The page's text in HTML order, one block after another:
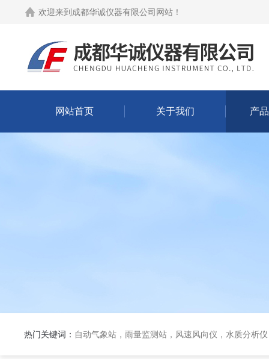
欢迎来到 成都华诚仪器有限公司网站 ！
网站首页 关于我们 产
热门关键词： 自动气象站，雨量监测站，风速风向仪，水质分析